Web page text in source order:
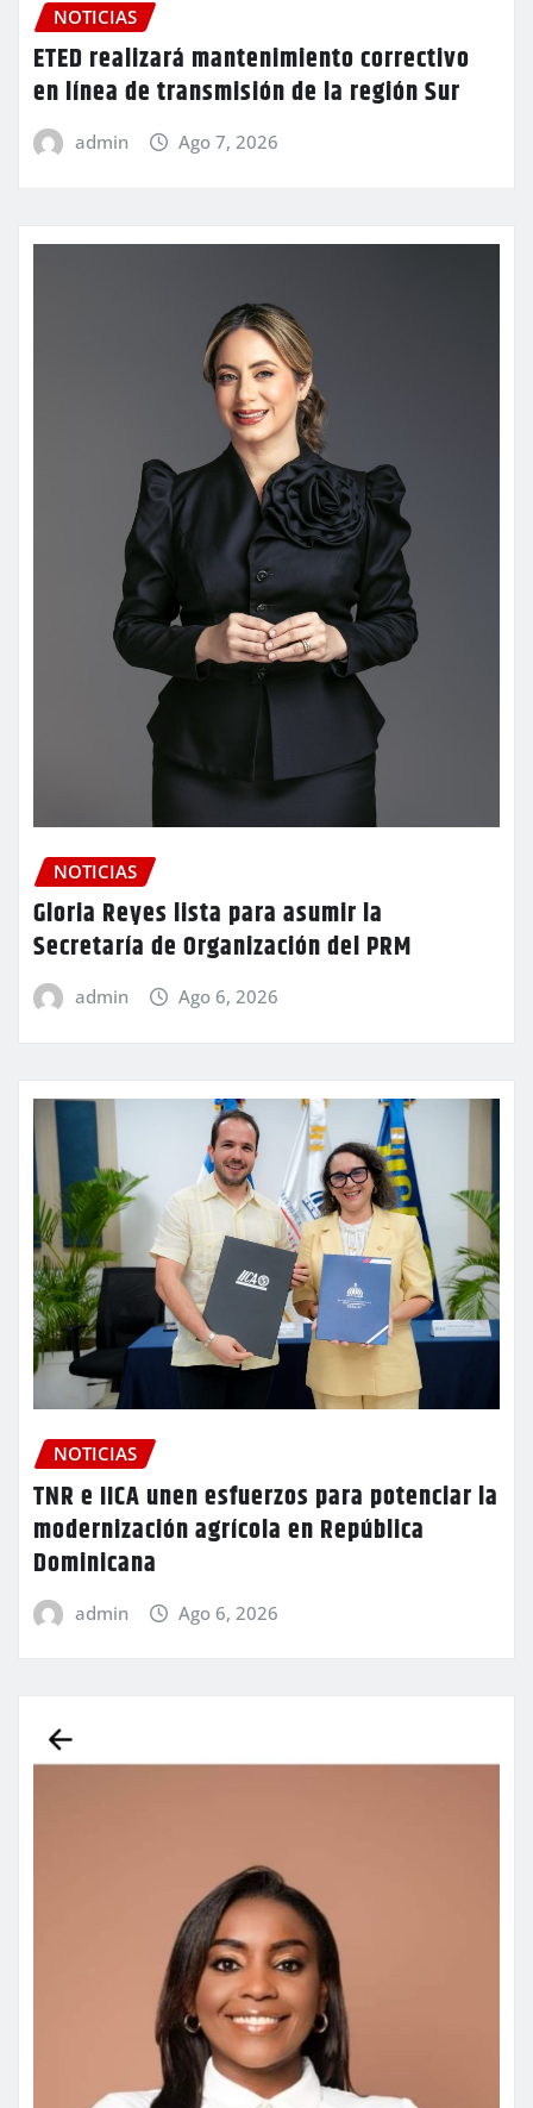
NOTICIAS
ETED realizará mantenimiento correctivo
en línea de transmisión de la región Sur
admin Ago 7, 2026
NOTICIAS
Gloria Reyes lista para asumir la
Secretaría de Organización del PRM
admin Ago 6, 2026
NOTICIAS
TNR e IICA unen esfuerzos para potenciar la
modernización agrícola en República
Dominicana
admin Ago 6, 2026